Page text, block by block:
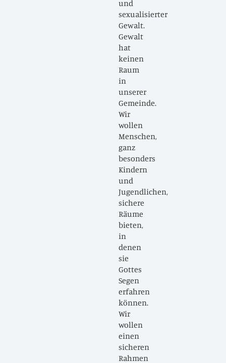
und
sexualisierter
Gewalt.
Gewalt
hat
keinen
Raum
in
unserer
Gemeinde.
Wir
wollen
Menschen,
ganz
besonders
Kindern
und
Jugendlichen,
sichere
Räume
bieten,
in
denen
sie
Gottes
Segen
erfahren
können.
Wir
wollen
einen
sicheren
Rahmen